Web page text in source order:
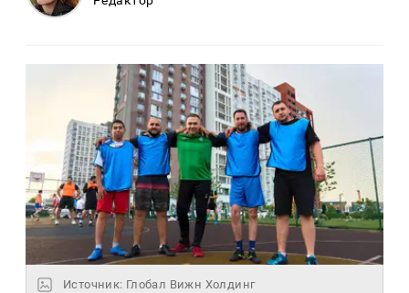
Источник: Глобал Вижн Холдинг